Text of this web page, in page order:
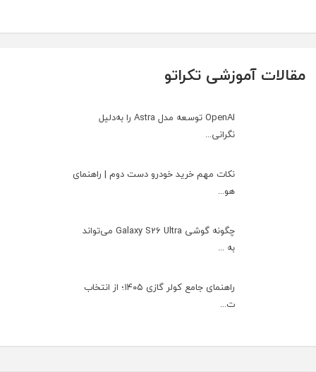
مقالات آموزشی تکراتو
OpenAI توسعه مدل Astra را به‌دلیل
نگرانی...
نکات مهم خرید خودرو دست دوم | راهنمای
هو...
چگونه گوشی Galaxy S26 Ultra می‌تواند
به ...
راهنمای جامع کولر گازی ۱۴۰۵؛ از انتخاب
ت...